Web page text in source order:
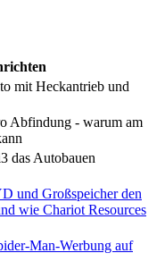
mit Heckantrieb und
Abfindung - warum am
das Autobauen
und Großspeicher den
wie Chariot Resources
Man-Werbung auf